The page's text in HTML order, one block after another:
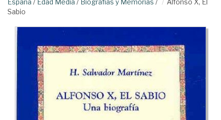
España / Edad Media / Biografías y Memorias /
Alfonso X, El
Sabio